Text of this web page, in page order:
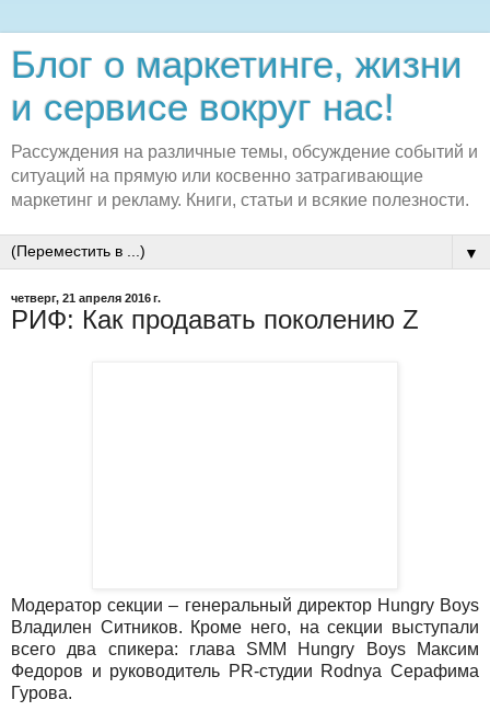
Блог о маркетинге, жизни
и сервисе вокруг нас!
Рассуждения на различные темы, обсуждение событий и
ситуаций на прямую или косвенно затрагивающие
маркетинг и рекламу. Книги, статьи и всякие полезности.
▼
четверг, 21 апреля 2016 г.
РИФ: Как продавать поколению Z
Модератор секции – генеральный директор Hungry Boys
Владилен Ситников. Кроме него, на секции выступали
всего два спикера: глава SMM Hungry Boys Максим
Федоров и руководитель PR-студии Rodnya Серафима
Гурова.